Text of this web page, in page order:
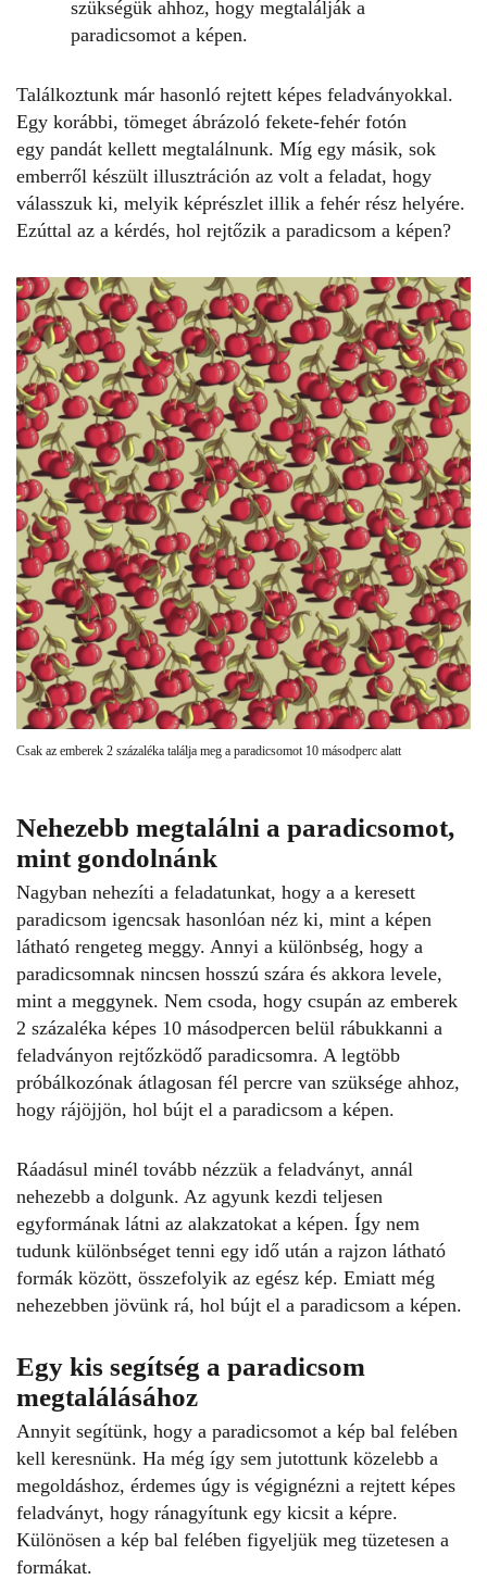
szükségük ahhoz, hogy megtalálják a
paradicsomot a képen.
Találkoztunk már hasonló rejtett képes feladványokkal.
Egy korábbi, tömeget ábrázoló fekete-fehér fotón
egy pandát kellett megtalálnunk. Míg egy másik, sok
emberről készült illusztráción az volt a feladat, hogy
válasszuk ki, melyik képrészlet illik a fehér rész helyére.
Ezúttal az a kérdés, hol rejtőzik a paradicsom a képen?
Csak az emberek 2 százaléka találja meg a paradicsomot 10 másodperc alatt
Nehezebb megtalálni a paradicsomot,
mint gondolnánk
Nagyban nehezíti a feladatunkat, hogy a a keresett
paradicsom igencsak hasonlóan néz ki, mint a képen
látható rengeteg meggy. Annyi a különbség, hogy a
paradicsomnak nincsen hosszú szára és akkora levele,
mint a meggynek. Nem csoda, hogy csupán az emberek
2 százaléka képes 10 másodpercen belül rábukkanni a
feladványon rejtőzködő paradicsomra. A legtöbb
próbálkozónak átlagosan fél percre van szüksége ahhoz,
hogy rájöjjön, hol bújt el a paradicsom a képen.
Ráadásul minél tovább nézzük a feladványt, annál
nehezebb a dolgunk. Az agyunk kezdi teljesen
egyformának látni az alakzatokat a képen. Így nem
tudunk különbséget tenni egy idő után a rajzon látható
formák között, összefolyik az egész kép. Emiatt még
nehezebben jövünk rá, hol bújt el a paradicsom a képen.
Egy kis segítség a paradicsom
megtalálásához
Annyit segítünk, hogy a paradicsomot a kép bal felében
kell keresnünk. Ha még így sem jutottunk közelebb a
megoldáshoz, érdemes úgy is végignézni a rejtett képes
feladványt, hogy ránagyítunk egy kicsit a képre.
Különösen a kép bal felében figyeljük meg tüzetesen a
formákat.